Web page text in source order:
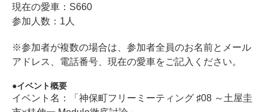
現在の愛車：S660
参加人数：1人
※参加者が複数の場合は、参加者全員のお名前とメール
アドレス、電話番号、現在の愛車をご記入ください。
イベント概要
イベント名：「神保町フリーミーティング ♯08 ～土屋圭